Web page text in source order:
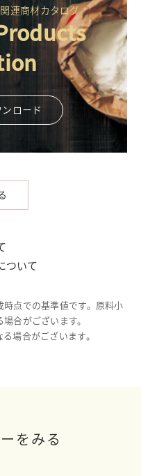
連商材カタログ
ロード
ついて
点での基準値です。原料小
合がございます。
場合がございます。
をみる